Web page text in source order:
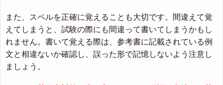
また、スペルを正確に覚えることも大切です。間違えて覚
えてしまうと、試験の際にも間違って書いてしまうかもし
れません。書いて覚える際は、参考書に記載されている例
文と相違ないか確認し、誤った形で記憶しないよう注意し
ましょう。